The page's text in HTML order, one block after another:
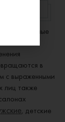
известные
в
с выраженными
лиц также
, детские